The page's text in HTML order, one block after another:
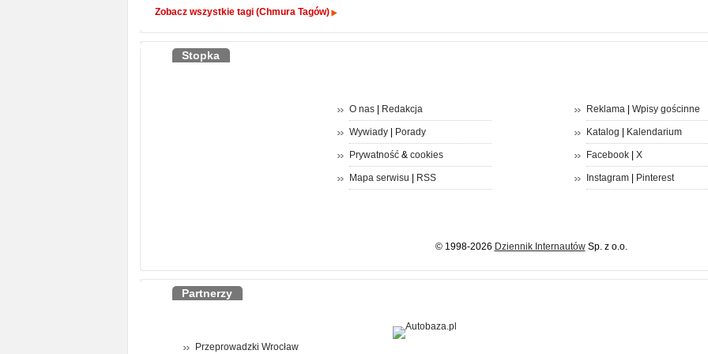
Zobacz wszystkie tagi (Chmura Tagów)
Stopka
O nas| Redakcja
Wywiady| Porady
Prywatność& cookies
Mapa serwisu RSS
Reklama| Wpisy gościnne
Katalog Kalendarium
Facebook| X
Instagram| Pinterest
© 1998-2026 Dziennik InternautówSp. z o.o.
Partnerzy
Przeprowadzki Wrocław